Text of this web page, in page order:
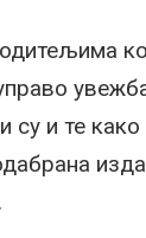
су и те